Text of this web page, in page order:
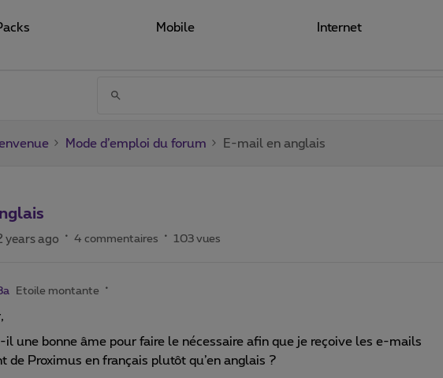
Mobile Internet
Mode d’emploi du forum E-mail en anglais
ago 4 commentaires 103 vues
Etoile montante
il une bonne âme pour faire le nécessaire afin que je reçoive les e-mails
de Proximus en français plutôt qu’en anglais ?